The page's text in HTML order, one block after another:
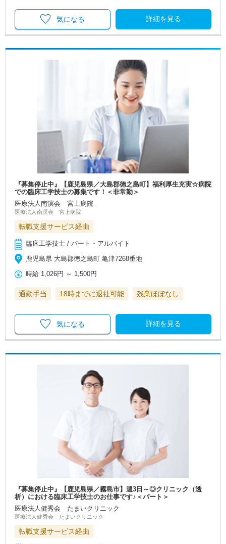
詳細を見る
気になる
『募集停止中』【鹿児島県／大島郡徳之島町】福利厚生充実☆病院
での臨床工学技士の募集です！＜非常勤＞
医療法人南溟会 宮上病院
医療法人南溟会 宮上病院
転職支援サービス経由
臨床工学技士 / パート・アルバイト
鹿児島県 大島郡徳之島町 亀津7268番地
時給 1,026円 ～ 1,500円
通勤手当 18時までに退社可能 残業ほぼなし
詳細を見る
気になる
『募集停止中』【鹿児島県／霧島市】週3日～◎クリニック（透
析）における臨床工学技士のお仕事です♪＜パート＞
医療法人健秀会 たまいクリニック
医療法人健秀会 たまいクリニック
転職支援サービス経由